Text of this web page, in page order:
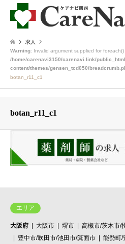
求人
Warning: Invalid argument supplied for foreach()
/home/carenavi3150/carenavi.link/
content/themes/gensen_tcd050/
botan_r11_c1
botan_r11_c1
エリア
大阪府 大阪市 堺市
高槻市/茨木市/
豊中市/吹田市/池田市/箕面市
能勢町/